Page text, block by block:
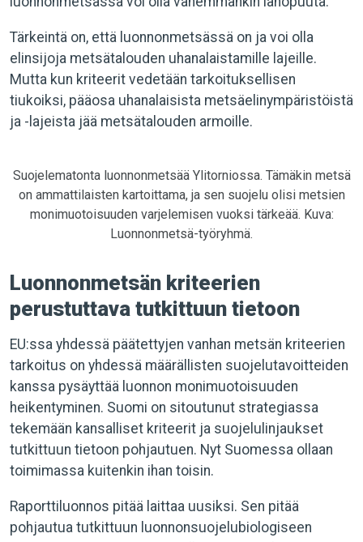
Tärkeintä on, että luonnonmetsässä on ja voi olla
elinsijoja metsätalouden uhanalaistamille lajeille.
Mutta kun kriteerit vedetään tarkoituksellisen
tiukoiksi, pääosa uhanalaisista metsäelinympäristöistä
ja -lajeista jää metsätalouden armoille.
Suojelematonta luonnonmetsää Ylitorniossa. Tämäkin metsä
on ammattilaisten kartoittama, ja sen suojelu olisi metsien
monimuotoisuuden varjelemisen vuoksi tärkeää. Kuva:
Luonnonmetsä-työryhmä.
Luonnonmetsän kriteerien
perustuttava tutkittuun tietoon
EU:ssa yhdessä päätettyjen vanhan metsän kriteerien
tarkoitus on yhdessä määrällisten suojelutavoitteiden
kanssa pysäyttää luonnon monimuotoisuuden
heikentyminen. Suomi on sitoutunut strategiassa
tekemään kansalliset kriteerit ja suojelulinjaukset
tutkittuun tietoon pohjautuen. Nyt Suomessa ollaan
toimimassa kuitenkin ihan toisin.
Raporttiluonnos pitää laittaa uusiksi. Sen pitää
pohjautua tutkittuun luonnonsuojelubiologiseen